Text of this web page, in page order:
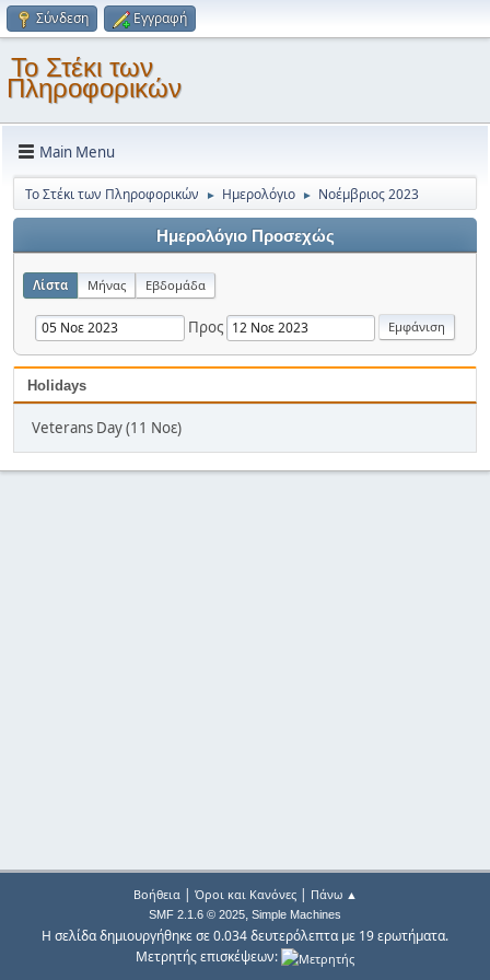
Σύνδεση Εγγραφή
Το Στέκι των
Πληροφορικών
Main Menu
Το Στέκι των Πληροφορικών ► Ημερολόγιο ► Νοέμβριος 2023
Ημερολόγιο Προσεχώς
Λίστα Μήνας Εβδομάδα
Προς
Holidays
Veterans Day (11 Νοε)
Βοήθεια| Όροι και Κανόνες| Πάνω ▲
SMF 2.1.6 © 2025, Simple Machines
Η σελίδα δημιουργήθηκε σε 0.034 δευτερόλεπτα με 19 ερωτήματα.
Μετρητής επισκέψεων: